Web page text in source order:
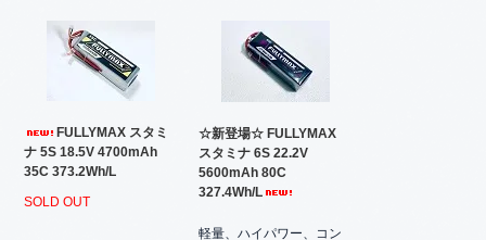
FULLYMAX スタミ
ナ 5S 18.5V 4700mAh
35C 373.2Wh/L
SOLD OUT
☆新登場☆ FULLYMAX
スタミナ 6S 22.2V
5600mAh 80C
327.4Wh/L
軽量、ハイパワー、コン